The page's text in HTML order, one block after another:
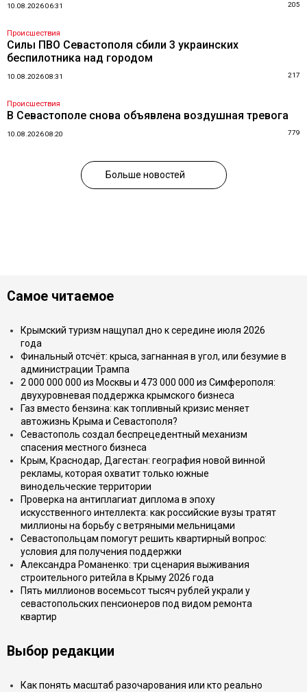
10.08.2026 06:31 205
Происшествия
Силы ПВО Севастополя сбили 3 украинских
беспилотника над городом
10.08.2026 08:31 217
Происшествия
В Севастополе снова объявлена воздушная тревога
10.08.2026 08:20 779
Больше новостей
Самое читаемое
Крымский туризм нащупал дно к середине июля 2026
года
Финальный отсчёт: крыса, загнанная в угол, или безумие в
администрации Трампа
2 000 000 000 из Москвы и 473 000 000 из Симферополя:
двухуровневая поддержка крымского бизнеса
Газ вместо бензина: как топливный кризис меняет
автожизнь Крыма и Севастополя?
Севастополь создал беспрецедентный механизм
спасения местного бизнеса
Крым, Краснодар, Дагестан: география новой винной
рекламы, которая охватит только южные
винодельческие территории
Проверка на антиплагиат диплома в эпоху
искусственного интеллекта: как российские вузы тратят
миллионы на борьбу с ветряными мельницами
Севастопольцам помогут решить квартирный вопрос:
условия для получения поддержки
Александра Романенко: три сценария выживания
строительного ритейла в Крыму 2026 года
Пять миллионов восемьсот тысяч рублей украли у
севастопольских пенсионеров под видом ремонта
квартир
Выбор редакции
Как понять масштаб разочарования или кто реально